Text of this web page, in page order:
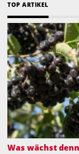
TOP ARTIKEL
Was wächst